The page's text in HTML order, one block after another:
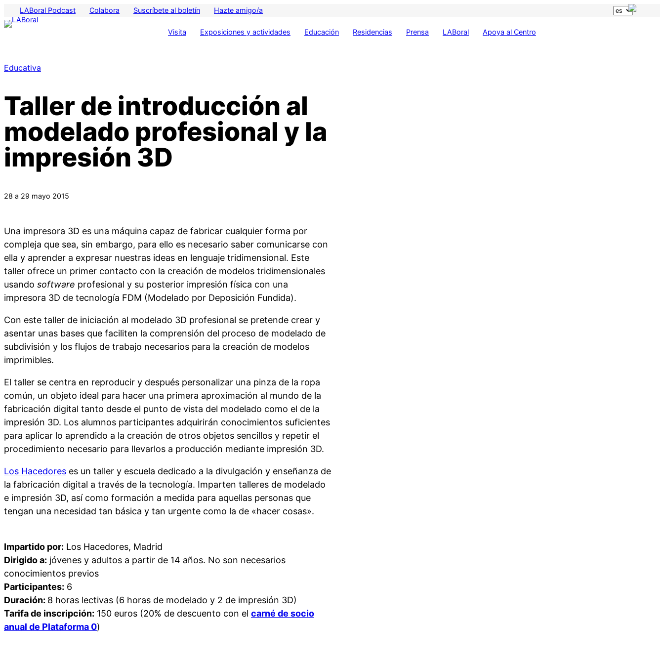
LABoral Podcast Colabora Suscríbete al boletín Hazte amigo/a
Visita Exposiciones y actividades Educación Residencias Prensa LABoral Apoya al Centro
Educativa
Taller de introducción al
modelado profesional y la
impresión 3D
28 a 29 mayo 2015
Una impresora 3D es una máquina capaz de fabricar cualquier forma por
compleja que sea, sin embargo, para ello es necesario saber comunicarse con
ella y aprender a expresar nuestras ideas en lenguaje tridimensional. Este
taller ofrece un primer contacto con la creación de modelos tridimensionales
usando software profesional y su posterior impresión física con una
impresora 3D de tecnología FDM (Modelado por Deposición Fundida).
Con este taller de iniciación al modelado 3D profesional se pretende crear y
asentar unas bases que faciliten la comprensión del proceso de modelado de
subdivisión y los flujos de trabajo necesarios para la creación de modelos
imprimibles.
El taller se centra en reproducir y después personalizar una pinza de la ropa
común, un objeto ideal para hacer una primera aproximación al mundo de la
fabricación digital tanto desde el punto de vista del modelado como el de la
impresión 3D. Los alumnos participantes adquirirán conocimientos suficientes
para aplicar lo aprendido a la creación de otros objetos sencillos y repetir el
procedimiento necesario para llevarlos a producción mediante impresión 3D.
Los Hacedores es un taller y escuela dedicado a la divulgación y enseñanza de
la fabricación digital a través de la tecnología. Imparten talleres de modelado
e impresión 3D, así como formación a medida para aquellas personas que
tengan una necesidad tan básica y tan urgente como la de «hacer cosas».
Impartido por: Los Hacedores, Madrid
Dirigido a: jóvenes y adultos a partir de 14 años. No son necesarios
conocimientos previos
Participantes: 6
Duración: 8 horas lectivas (6 horas de modelado y 2 de impresión 3D)
Tarifa de inscripción: 150 euros (20% de descuento con el carné de socio
anual de Plataforma 0)